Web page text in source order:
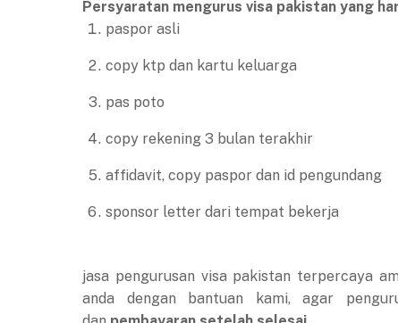
Persyaratan mengurus visa pakistan yang
paspor asli
copy ktp dan kartu keluarga
pas poto
copy rekening 3 bulan terakhir
affidavit, copy paspor dan id pengundang
sponsor letter dari tempat bekerja
jasa pengurusan visa pakistan terpercaya
anda dengan bantuan kami, agar